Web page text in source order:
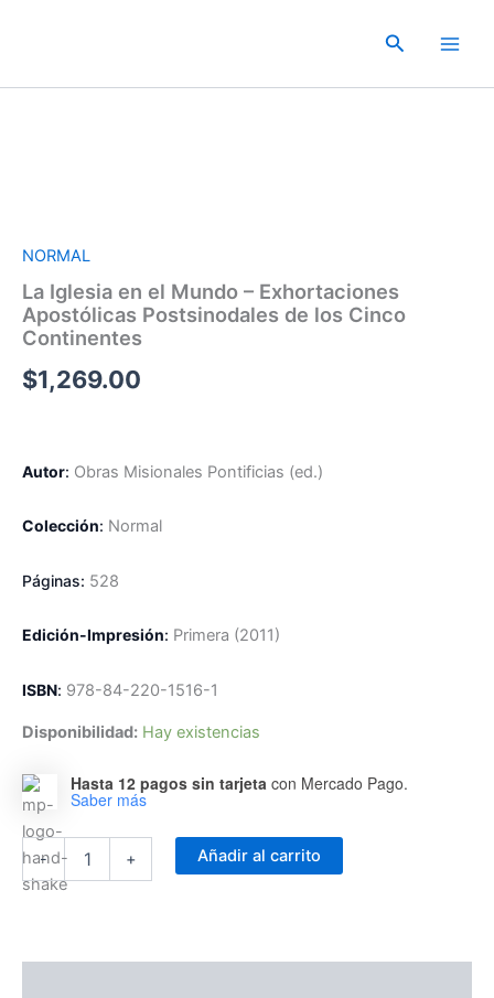
Buscar
NORMAL
La Iglesia en el Mundo – Exhortaciones
Apostólicas Postsinodales de los Cinco
Continentes
$1,269.00
Autor: Obras Misionales Pontificias (ed.)
Colección: Normal
Páginas: 528
Edición-Impresión: Primera (2011)
ISBN: 978-84-220-1516-1
Disponibilidad: Hay existencias
Hasta 12 pagos sin tarjeta con Mercado Pago.
Saber más
-
La
Iglesia
en
+ Añadir al carrito